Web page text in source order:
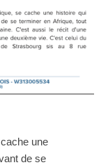
une
de se